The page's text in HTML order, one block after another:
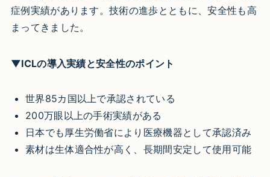
症例実績があります。技術の進歩とともに、安全性も高
まってきました。
▼ICLの導入実績と安全性のポイント
世界85カ国以上で承認されている
200万眼以上の手術実績がある
日本でも厚生労働省により医療機器として承認済み
素材は生体適合性が高く、長期間安定して使用可能